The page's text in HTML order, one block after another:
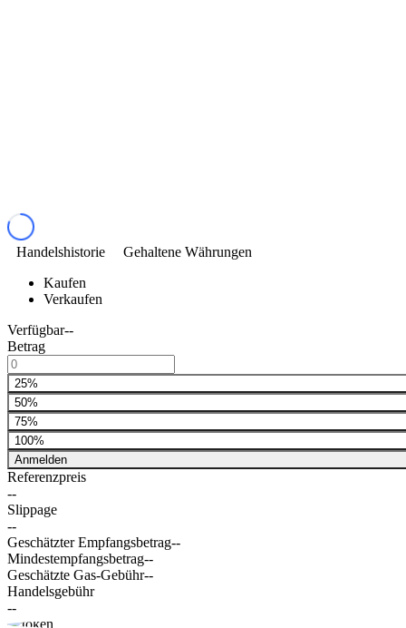
Handelshistorie
Gehaltene Währungen
Kaufen
Verkaufen
Verfügbar--
Betrag
25%
50%
75%
100%
Anmelden
Referenzpreis
--
Slippage
--
Geschätzter Empfangsbetrag--
Mindestempfangsbetrag--
Geschätzte Gas-Gebühr--
Handelsgebühr
--